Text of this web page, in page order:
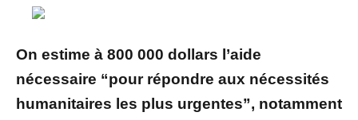
On estime à 800 000 dollars l’aide
nécessaire “pour répondre aux nécessités
humanitaires les plus urgentes”, notamment